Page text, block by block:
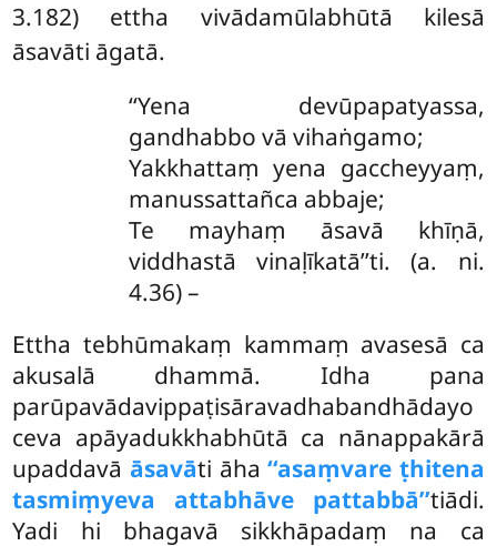
3.182) ettha vivādamūlabhūtā kilesā
āsavāti āgatā.
‘‘Yena devūpapatyassa,
gandhabbo vā vihaṅgamo;
Yakkhattaṃ yena gaccheyyaṃ,
manussattañca abbaje;
Te mayhaṃ āsavā khīṇā,
viddhastā vinaḷīkatā’’ti. (a. ni.
4.36) –
Ettha tebhūmakaṃ kammaṃ avasesā ca
akusalā dhammā. Idha pana
parūpavādavippaṭisāravadhabandhādayo
ceva apāyadukkhabhūtā ca nānappakārā
upaddavā āsavāti āha‘‘asaṃvare ṭhitena
tasmiṃyeva attabhāve pattabbā’’tiādi.
Yadi hi bhagavā sikkhāpadaṃ na ca